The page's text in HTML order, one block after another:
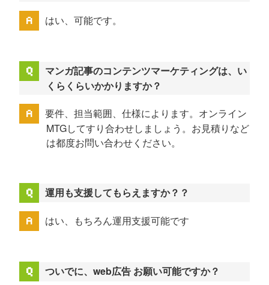
はい、可能です。
マンガ記事のコンテンツマーケティングは、い
くらくらいかかりますか？
要件、担当範囲、仕様によります。オンライン
MTGしてすり合わせしましょう。お見積りなど
は都度お問い合わせください。
運用も支援してもらえますか？？
はい、もちろん運用支援可能です
ついでに、web広告 お願い可能ですか？